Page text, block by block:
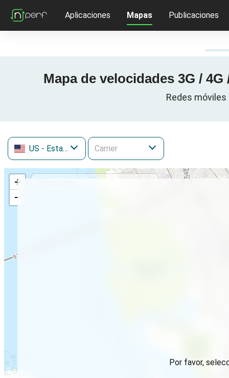
Aplicaciones Mapas Publicaciones
Mapa de velocidades 3G /
Redes móviles
US - Estados Unidos
+
−
Por favor,